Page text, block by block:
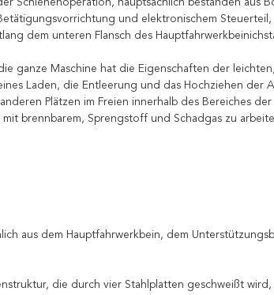
Schienenoperation, hauptsächlich bestanden aus
und elektronischem
dem unteren Flansch des
ganze Maschine hat die Eigenschaften der
Laden, die Entleerung und das Hochziehen der
Plätzen im Freien innerhalb des Bereiches
brennbarem, Sprengstoff und Schadgas zu
aus dem Hauptfahrwerkbein, dem
die durch vier Stahlplatten geschweißt